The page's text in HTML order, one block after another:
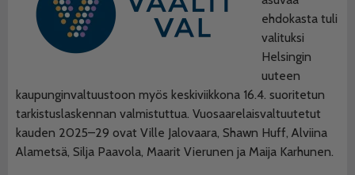
ehdokasta tuli
valituksi
Helsingin
uuteen
kaupunginvaltuustoon myös keskiviikkona 16.4. suoritetun
tarkistuslaskennan valmistuttua. Vuosaarelaisvaltuutetut
kauden 2025–29 ovat Ville Jalovaara, Shawn Huff, Alviina
Alametsä, Silja Paavola, Maarit Vierunen ja Maija Karhunen.